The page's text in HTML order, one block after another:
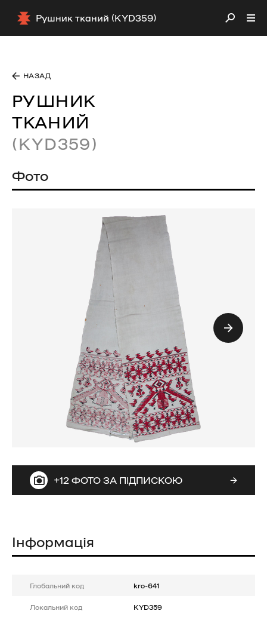
Рушник тканий (KYD359)
НАЗАД
РУШНИК
ТКАНИЙ
(KYD359)
Фото
+12 ФОТО ЗА ПІДПИСКОЮ
Інформація
Глобальний код kro-641
Локальний код KYD359